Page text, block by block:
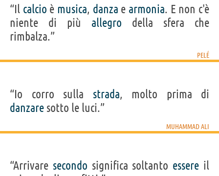
“Il calcio è musica, danza e armonia. E non c'è
niente di più allegro della sfera che
rimbalza.”
PELÉ
“Io corro sulla strada, molto prima di
danzare sotto le luci.”
MUHAMMAD ALI
“Arrivare secondo significa soltanto essere il